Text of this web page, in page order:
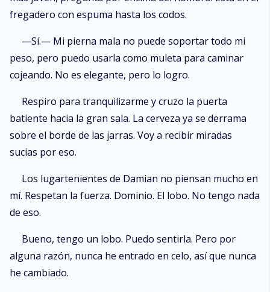
fregadero con espuma hasta los codos.
—Sí.— Mi pierna mala no puede soportar todo mi
peso, pero puedo usarla como muleta para caminar
cojeando. No es elegante, pero lo logro.
Respiro para tranquilizarme y cruzo la puerta
batiente hacia la gran sala. La cerveza ya se derrama
sobre el borde de las jarras. Voy a recibir miradas
sucias por eso.
Los lugartenientes de Damian no piensan mucho en
mí. Respetan la fuerza. Dominio. El lobo. No tengo nada
de eso.
Bueno, tengo un lobo. Puedo sentirla. Pero por
alguna razón, nunca he entrado en celo, así que nunca
he cambiado.